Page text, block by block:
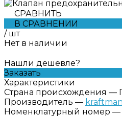
СРАВНИТЬ
В СРАВНЕНИИ
/ шт
Нет в наличии
Нашли дешевле?
Заказать
Характеристики
Страна происхождения —
Производитель —
Номенклатурный номер —